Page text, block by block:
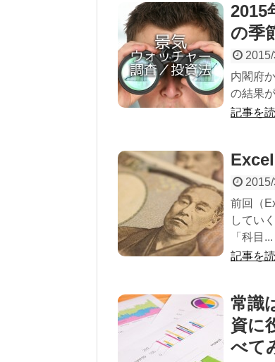
2015
の季
内閣府
の結果
記事を
前回（
してい
「科目...
記事を
常識
資に
べて